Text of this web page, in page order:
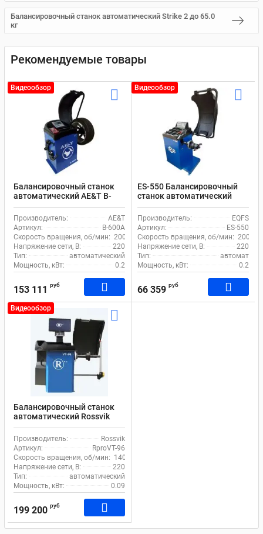
Балансировочный станок автоматический Strike 2 до 65.0
кг
Рекомендуемые товары
Видеообзор
Балансировочный станок
автоматический AE&T B-
600A до 65 кг
Производитель:
AE&T
Артикул:
B-600A
Скорость вращения, об/мин: 200
Напряжение сети, В:
220
Тип:
автоматический
Мощность, кВт:
0.2
153 111 руб
Видеообзор
ES-550 Балансировочный
станок автоматический
ввод 2 параметров
Производитель:
EQFS
Артикул:
ES-550
Скорость вращения, об/мин: 200
Напряжение сети, В:
220
Тип:
автомат
Мощность, кВт:
0.2
66 359 руб
Видеообзор
Балансировочный станок
автоматический Rossvik
RproVT-96 до 75 кг
Производитель:
Rossvik
Артикул:
RproVT-96
Скорость вращения, об/мин: 140
Напряжение сети, В:
220
Тип:
автоматический
Мощность, кВт:
0.09
199 200 руб